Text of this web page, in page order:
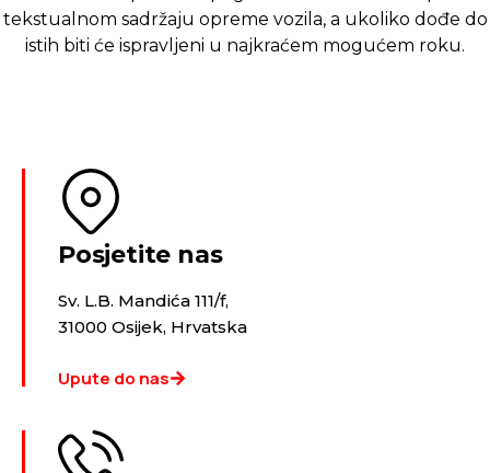
tekstualnom sadržaju opreme vozila, a ukoliko dođe do
istih biti će ispravljeni u najkraćem mogućem roku.
Posjetite nas
Sv. L.B. Mandića 111/f,
31000 Osijek, Hrvatska
Upute do nas